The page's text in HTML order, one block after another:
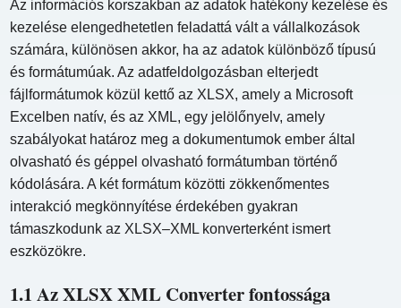
Az információs korszakban az adatok hatékony kezelése és
kezelése elengedhetetlen feladattá vált a vállalkozások
számára, különösen akkor, ha az adatok különböző típusú
és formátumúak. Az adatfeldolgozásban elterjedt
fájlformátumok közül kettő az XLSX, amely a Microsoft
Excelben natív, és az XML, egy jelölőnyelv, amely
szabályokat határoz meg a dokumentumok ember által
olvasható és géppel olvasható formátumban történő
kódolására. A két formátum közötti zökkenőmentes
interakció megkönnyítése érdekében gyakran
támaszkodunk az XLSX–XML konverterként ismert
eszközökre.
1.1 Az XLSX XML Converter fontossága